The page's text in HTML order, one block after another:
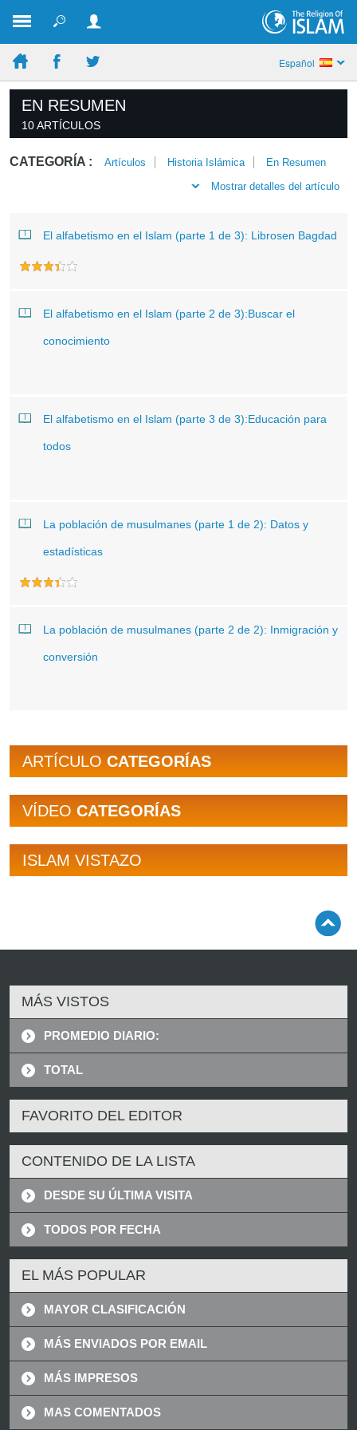
Español
EN RESUMEN
10 ARTÍCULOS
CATEGORÍA : Artículos Historia Islámica
En Resumen
Mostrar detalles del artículo
El alfabetismo en el Islam (parte 1 de 3): Librosen Bagdad
El alfabetismo en el Islam (parte 2 de 3):Buscar el
conocimiento
El alfabetismo en el Islam (parte 3 de 3):Educación para
todos
La población de musulmanes (parte 1 de 2): Datos y
estadísticas
La población de musulmanes (parte 2 de 2): Inmigración y
conversión
ARTÍCULO CATEGORÍAS
VÍDEO CATEGORÍAS
ISLAM VISTAZO
MÁS VISTOS
PROMEDIO DIARIO:
TOTAL
FAVORITO DEL EDITOR
CONTENIDO DE LA LISTA
DESDE SU ÚLTIMA VISITA
TODOS POR FECHA
EL MÁS POPULAR
MAYOR CLASIFICACIÓN
MÁS ENVIADOS POR EMAIL
MÁS IMPRESOS
MAS COMENTADOS